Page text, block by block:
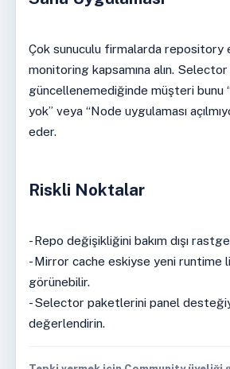
Çok sunuculu firmalarda repository
monitoring kapsamına alın.
güncellenemediğinde müşteri bunu
yok” veya “Node uygulaması
eder.
Riskli Noktalar
- Repo değişikliğini bakım dışı
- Mirror cache eskiyse yeni runtime
görünebilir.
- Selector paketlerini panel
değerlendirin.